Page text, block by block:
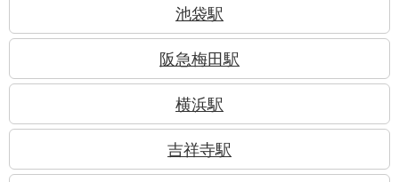
池袋駅
阪急梅田駅
横浜駅
吉祥寺駅